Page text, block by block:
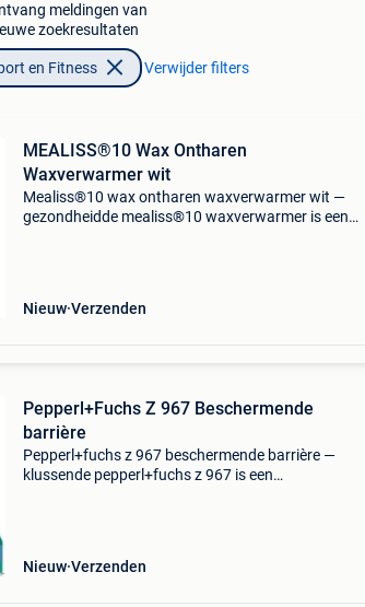
meldingen van
zoekresultaten
en Fitness Verwijder filters
MEALISS®10 Wax Ontharen
Waxverwarmer wit
Mealiss®10 wax ontharen waxverwarmer wit —
gezondheidde mealiss®10 waxverwarmer is een
Nieuw Verzenden
Pepperl+Fuchs Z 967 Beschermende
barrière
Pepperl+fuchs z 967 beschermende barrière —
klussende pepperl+fuchs z 967 is een
Nieuw Verzenden